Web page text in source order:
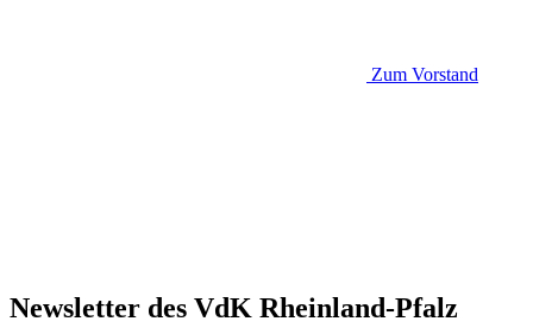
Zum Vorstand
Newsletter des VdK Rheinland-Pfalz